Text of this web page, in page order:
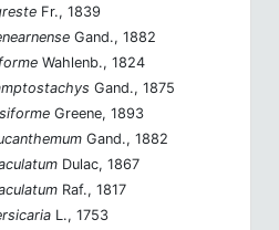
Fr., 1839
Gand., 1882
Wahlenb., 1824
Gand., 1875
Greene, 1893
Gand., 1882
Dulac, 1867
Raf., 1817
L., 1753